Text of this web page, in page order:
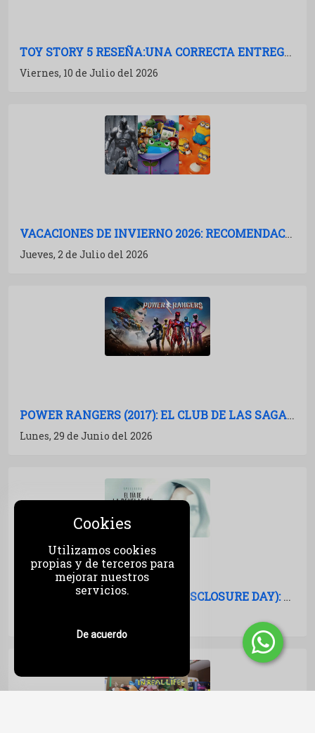
Cookies
Utilizamos cookies
propias y de terceros para
mejorar nuestros
servicios.
De acuerdo
TOY STORY 5 RESEÑA:UNA CORRECTA ENTREGA DE MÚLTIPLES BOSTEZOS
Viernes, 10 de Julio del 2026
VACACIONES DE INVIERNO 2026: RECOMENDACIONES DE PELÍCULAS PARA IR AL CINE
Jueves, 2 de Julio del 2026
POWER RANGERS (2017): EL CLUB DE LAS SAGAS MUERTAS
Lunes, 29 de Junio del 2026
EL DÍA DE LA REVELACIÓN (DISCLOSURE DAY): CRÍTICA Y ANÁLISIS